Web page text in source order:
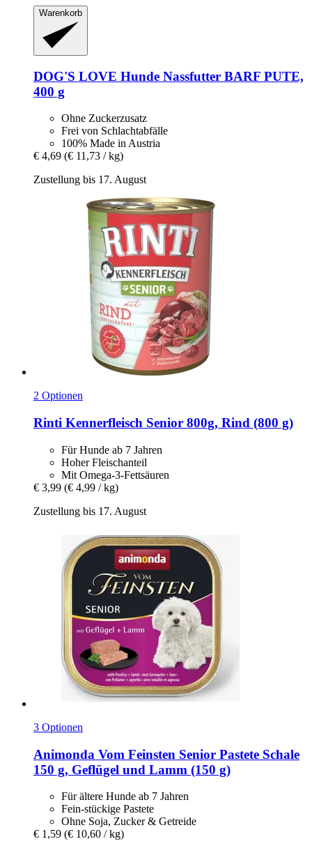
Warenkorb
DOG'S LOVE Hunde Nassfutter BARF PUTE,
400 g
Ohne Zuckerzusatz
Frei von Schlachtabfälle
100% Made in Austria
€ 4,69 (€ 11,73 / kg)
Zustellung bis 17. August
2 Optionen
Rinti Kennerfleisch Senior 800g, Rind (800 g)
Für Hunde ab 7 Jahren
Hoher Fleischanteil
Mit Omega-3-Fettsäuren
€ 3,99 (€ 4,99 / kg)
Zustellung bis 17. August
3 Optionen
Animonda Vom Feinsten Senior Pastete Schale
150 g, Geflügel und Lamm (150 g)
Für ältere Hunde ab 7 Jahren
Fein-stückige Pastete
Ohne Soja, Zucker & Getreide
€ 1,59 (€ 10,60 / kg)